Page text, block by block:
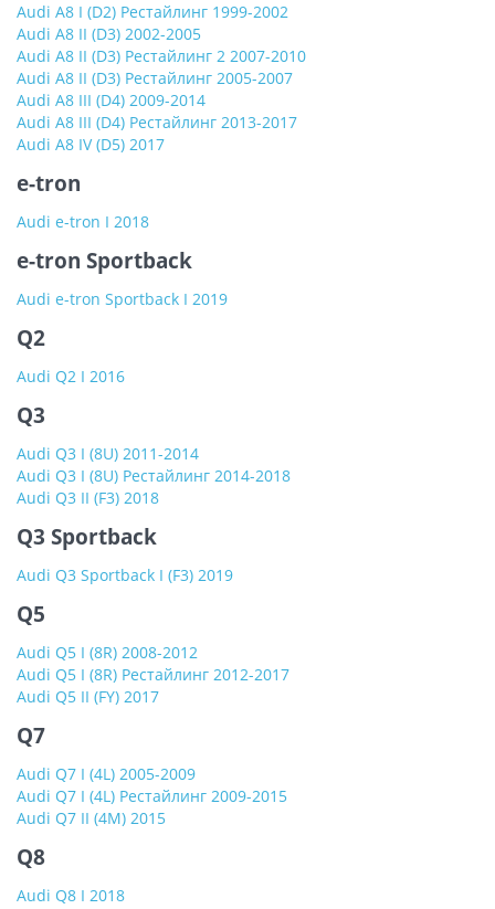
Audi A8 I (D2) Рестайлинг 1999-2002
Audi A8 II (D3) 2002-2005
Audi A8 II (D3) Рестайлинг 2 2007-2010
Audi A8 II (D3) Рестайлинг 2005-2007
Audi A8 III (D4) 2009-2014
Audi A8 III (D4) Рестайлинг 2013-2017
Audi A8 IV (D5) 2017
e-tron
Audi e-tron I 2018
e-tron Sportback
Audi e-tron Sportback I 2019
Q2
Audi Q2 I 2016
Q3
Audi Q3 I (8U) 2011-2014
Audi Q3 I (8U) Рестайлинг 2014-2018
Audi Q3 II (F3) 2018
Q3 Sportback
Audi Q3 Sportback I (F3) 2019
Q5
Audi Q5 I (8R) 2008-2012
Audi Q5 I (8R) Рестайлинг 2012-2017
Audi Q5 II (FY) 2017
Q7
Audi Q7 I (4L) 2005-2009
Audi Q7 I (4L) Рестайлинг 2009-2015
Audi Q7 II (4M) 2015
Q8
Audi Q8 I 2018